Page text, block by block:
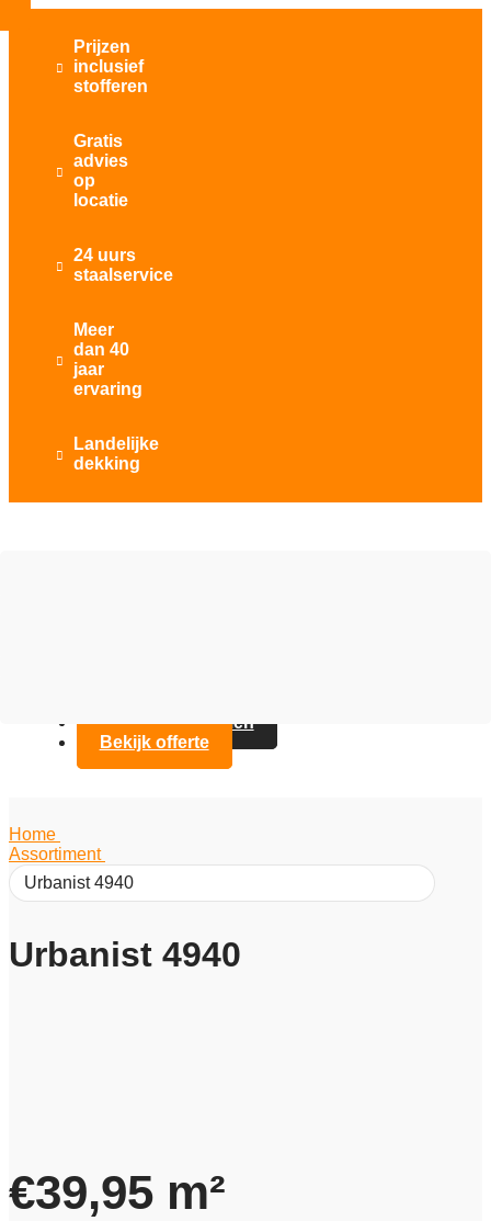

Prijzen
inclusief
stofferen

Gratis
advies
op
locatie

24 uurs
staalservice

Meer
dan 40
jaar
ervaring

Landelijke
dekking
Contact opnemen
Bekijk offerte
Home
Assortiment
Urbanist 4940
Urbanist 4940
€39,95 m²